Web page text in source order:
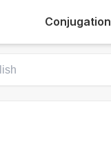
Conjugation